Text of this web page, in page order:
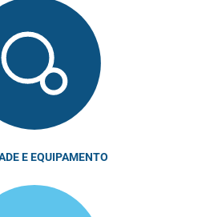
E EQUIPAMENTO